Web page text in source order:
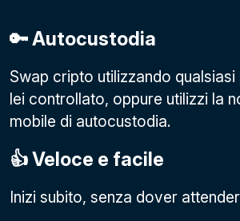
🔑 Autocustodia
Swap cripto utilizzando
lei controllato, oppure utilizzi la
mobile di autocustodia.
👍 Veloce e facile
Inizi subito, senza dover